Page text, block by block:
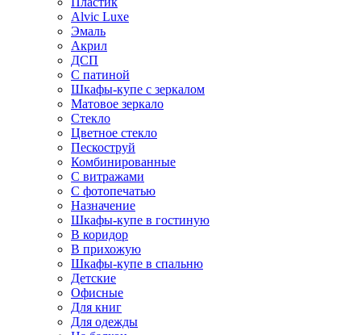
Alvic Luxe
Эмаль
Акрил
ДСП
С патиной
Шкафы-купе с зеркалом
Матовое зеркало
Стекло
Цветное стекло
Пескоструй
Комбинированные
С витражами
С фотопечатью
Назначение
Шкафы-купе в гостиную
В коридор
В прихожую
Шкафы-купе в спальню
Детские
Офисные
Для книг
Для одежды